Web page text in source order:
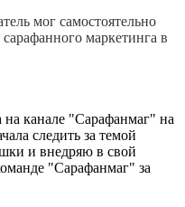
мог самостоятельно
маркетинга в
канале "Сарафанмаг" на
следить за темой
и внедряю в свой
"Сарафанмаг" за